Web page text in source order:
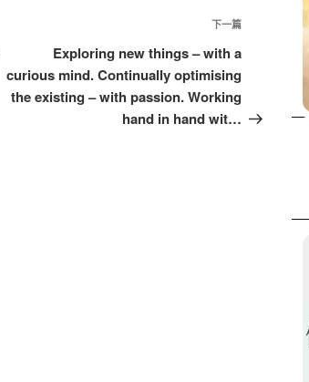
下
一
章
下一篇
Exploring new things – with a
curious mind. Continually optimising
the existing – with passion. Working
hand in hand wit…